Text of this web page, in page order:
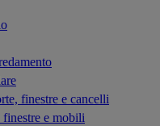
finestre e cancelli
e mobili